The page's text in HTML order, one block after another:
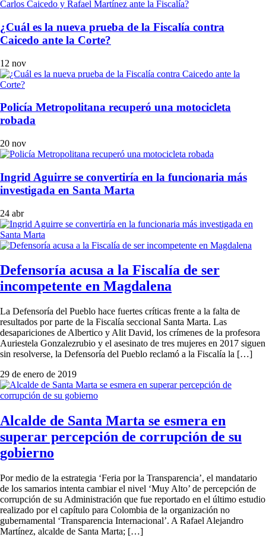
¿Cuál es la nueva prueba de la Fiscalía contra
Caicedo ante la Corte?
12 nov
Policía Metropolitana recuperó una motocicleta
robada
20 nov
Ingrid Aguirre se convertiría en la funcionaria más
investigada en Santa Marta
24 abr
Defensoría acusa a la Fiscalía de ser
incompetente en Magdalena
La Defensoría del Pueblo hace fuertes críticas frente a la falta de
resultados por parte de la Fiscalía seccional Santa Marta. Las
desapariciones de Albertico y Alit David, los crímenes de la profesora
Auriestela Gonzalezrubio y el asesinato de tres mujeres en 2017 siguen
sin resolverse, la Defensoría del Pueblo reclamó a la Fiscalía la […]
29 de enero de 2019
Alcalde de Santa Marta se esmera en
superar percepción de corrupción de su
gobierno
Por medio de la estrategia ‘Feria por la Transparencia’, el mandatario
de los samarios intenta cambiar el nivel ‘Muy Alto’ de percepción de
corrupción de su Administración que fue reportado en el último estudio
realizado por el capítulo para Colombia de la organización no
gubernamental ‘Transparencia Internacional’. A Rafael Alejandro
Martínez, alcalde de Santa Marta; […]